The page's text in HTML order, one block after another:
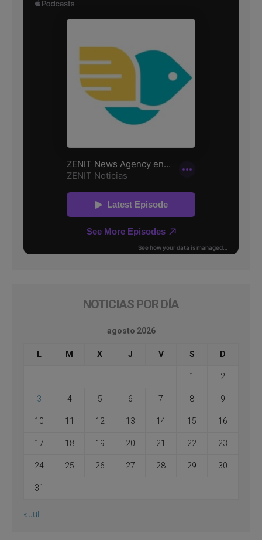
NOTICIAS POR DÍA
agosto 2026
L M X J V S D
1 2
3 4 5 6 7 8 9
10 11 12 13 14 15 16
17 18 19 20 21 22 23
24 25 26 27 28 29 30
31
« Jul